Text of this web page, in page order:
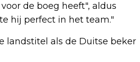
de boeg heeft", aldus
hij perfect in het team."
landstitel als de Duitse beker